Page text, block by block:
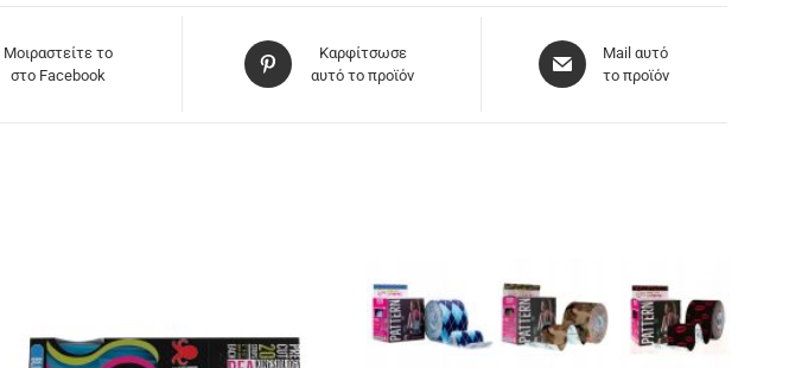
Μοιραστείτε το
στο Facebook
Καρφίτσωσε
αυτό το προϊόν
Mail αυτό
το προϊόν